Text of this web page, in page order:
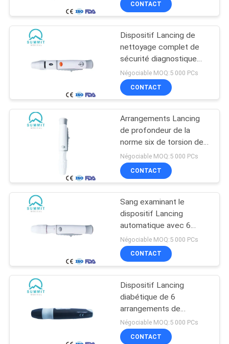
DU
SITE
PRIVACY
Tube de collection
de prise de sang
8
Lame chirurgicale
de scalpel
compteur d'oxygène
de sang
CONTACT
Dispositif Lancing de
nettoyage complet de
sécurité diagnostique
avec l'éjecteur
Négociable MOQ:5 000 PCs
CONTACT
Arrangements Lancing
de profondeur de la
norme six de torsion de
match de dispositif de
glucose sanguin
Négociable MOQ:5 000 PCs
CONTACT
Sang examinant le
dispositif Lancing
automatique avec 6
profondeurs réglables
Négociable MOQ:5 000 PCs
CONTACT
Dispositif Lancing
diabétique de 6
arrangements de
profondeur pour l'essai
de glucose sanguin
Négociable MOQ:5 000 PCs
CONTACT